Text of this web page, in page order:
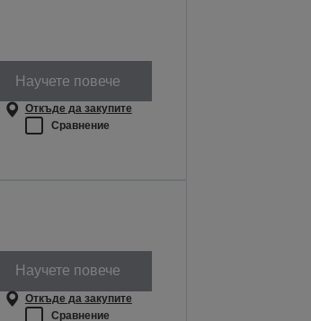
Научете повече
Откъде да закупите
Сравнение
Научете повече
Откъде да закупите
Сравнение